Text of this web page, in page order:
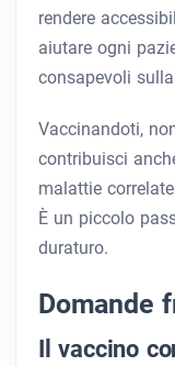
rendere
aiutare ogni
consapevoli
Vaccinandoti,
contribuisci
malattie
È un piccolo
duraturo.
Domande
Il vaccino